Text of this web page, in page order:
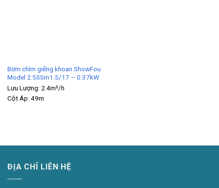
Bơm chìm giếng khoan ShowFou
Model 2.5SSm1.5/17 – 0.37kW
Lưu Lượng: 2.4m³/h
Cột Áp: 49m
ĐỊA CHỈ LIÊN HỆ